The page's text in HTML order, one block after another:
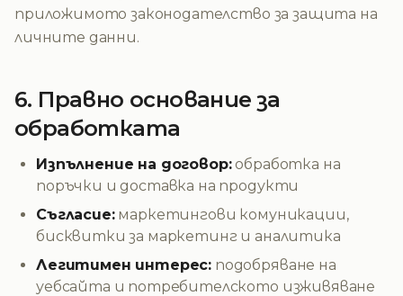
приложимото законодателство за защита на
личните данни.
6. Правно основание за
обработката
Изпълнение на договор:обработка на
поръчки и доставка на продукти
Съгласие:маркетингови комуникации,
бисквитки за маркетинг и аналитика
Легитимен интерес: подобряване на
уебсайта и потребителското изживяване